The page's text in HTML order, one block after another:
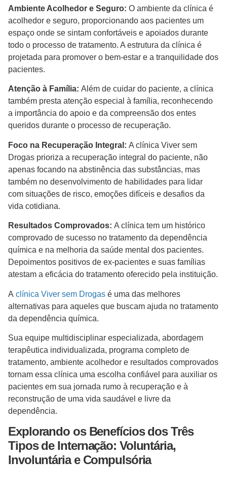
Ambiente Acolhedor e Seguro: O ambiente da clínica é
acolhedor e seguro, proporcionando aos pacientes um
espaço onde se sintam confortáveis e apoiados durante
todo o processo de tratamento. A estrutura da clínica é
projetada para promover o bem-estar e a tranquilidade dos
pacientes.
Atenção à Família: Além de cuidar do paciente, a clínica
também presta atenção especial à família, reconhecendo
a importância do apoio e da compreensão dos entes
queridos durante o processo de recuperação.
Foco na Recuperação Integral: A clínica Viver sem
Drogas prioriza a recuperação integral do paciente, não
apenas focando na abstinência das substâncias, mas
também no desenvolvimento de habilidades para lidar
com situações de risco, emoções difíceis e desafios da
vida cotidiana.
Resultados Comprovados: A clínica tem um histórico
comprovado de sucesso no tratamento da dependência
química e na melhoria da saúde mental dos pacientes.
Depoimentos positivos de ex-pacientes e suas famílias
atestam a eficácia do tratamento oferecido pela instituição.
A clínica Viver sem Drogas é uma das melhores
alternativas para aqueles que buscam ajuda no tratamento
da dependência química.
Sua equipe multidisciplinar especializada, abordagem
terapêutica individualizada, programa completo de
tratamento, ambiente acolhedor e resultados comprovados
tornam essa clínica uma escolha confiável para auxiliar os
pacientes em sua jornada rumo à recuperação e à
reconstrução de uma vida saudável e livre da
dependência.
Explorando os Benefícios dos Três
Tipos de Internação: Voluntária,
Involuntária e Compulsória